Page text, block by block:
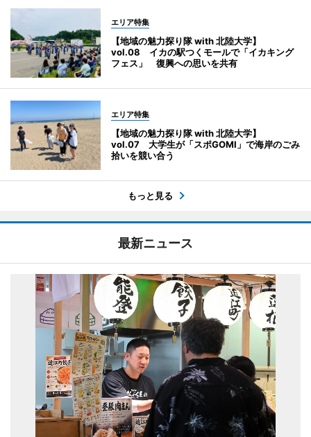
エリア特集
【地域の魅力探り隊 with 北陸大学】
vol.08 イカの駅つくモールで「イカキング
フェス」 復興への思いを共有
エリア特集
【地域の魅力探り隊 with 北陸大学】
vol.07 大学生が「スポGOMI」で海岸のごみ
拾いを競い合う
もっと見る
最新ニュース